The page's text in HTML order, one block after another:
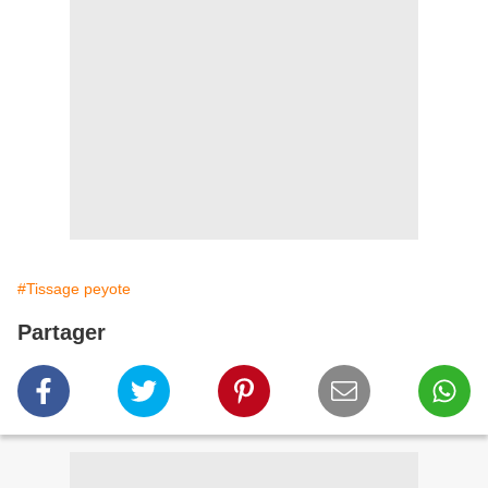
#Tissage peyote
Partager